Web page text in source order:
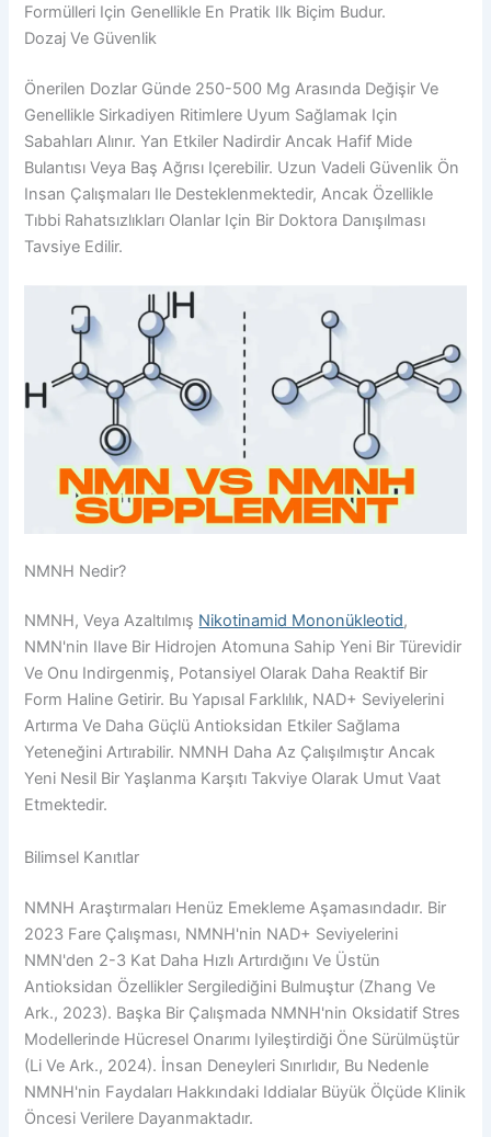
Formülleri Için Genellikle En Pratik Ilk Biçim Budur.
Dozaj Ve Güvenlik
Önerilen Dozlar Günde 250-500 Mg Arasında Değişir Ve
Genellikle Sirkadiyen Ritimlere Uyum Sağlamak Için
Sabahları Alınır. Yan Etkiler Nadirdir Ancak Hafif Mide
Bulantısı Veya Baş Ağrısı Içerebilir. Uzun Vadeli Güvenlik Ön
Insan Çalışmaları Ile Desteklenmektedir, Ancak Özellikle
Tıbbi Rahatsızlıkları Olanlar Için Bir Doktora Danışılması
Tavsiye Edilir.
NMNH Nedir?
NMNH, Veya Azaltılmış Nikotinamid Mononükleotid,
NMN'nin Ilave Bir Hidrojen Atomuna Sahip Yeni Bir Türevidir
Ve Onu Indirgenmiş, Potansiyel Olarak Daha Reaktif Bir
Form Haline Getirir. Bu Yapısal Farklılık, NAD+ Seviyelerini
Artırma Ve Daha Güçlü Antioksidan Etkiler Sağlama
Yeteneğini Artırabilir. NMNH Daha Az Çalışılmıştır Ancak
Yeni Nesil Bir Yaşlanma Karşıtı Takviye Olarak Umut Vaat
Etmektedir.
Bilimsel Kanıtlar
NMNH Araştırmaları Henüz Emekleme Aşamasındadır. Bir
2023 Fare Çalışması, NMNH'nin NAD+ Seviyelerini
NMN'den 2-3 Kat Daha Hızlı Artırdığını Ve Üstün
Antioksidan Özellikler Sergilediğini Bulmuştur (Zhang Ve
Ark., 2023). Başka Bir Çalışmada NMNH'nin Oksidatif Stres
Modellerinde Hücresel Onarımı Iyileştirdiği Öne Sürülmüştür
(Li Ve Ark., 2024). İnsan Deneyleri Sınırlıdır, Bu Nedenle
NMNH'nin Faydaları Hakkındaki Iddialar Büyük Ölçüde Klinik
Öncesi Verilere Dayanmaktadır.